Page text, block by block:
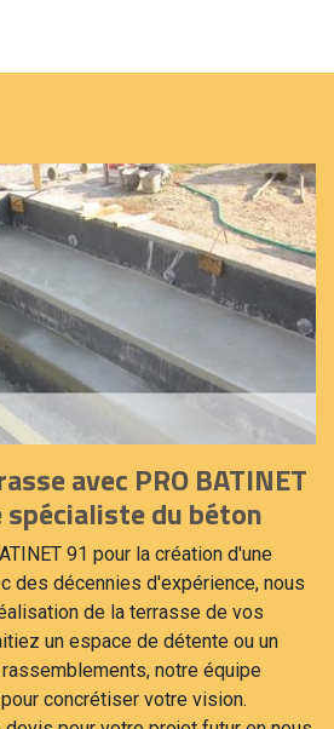
avec PRO BATINET
du béton
91 pour la création d'une
des décennies d'expérience, nous
de la terrasse de vos
un espace de détente ou un
notre équipe
concrétiser votre vision.